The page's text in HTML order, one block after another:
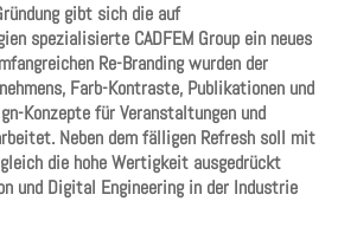
gibt sich die auf
spezialisierte CADFEM Group ein neues
Re-Branding wurden der
Farb-Kontraste, Publikationen und
Konzepte für Veranstaltungen und
Neben dem fälligen Refresh soll mit
die hohe Wertigkeit ausgedrückt
und Digital Engineering in der Industrie